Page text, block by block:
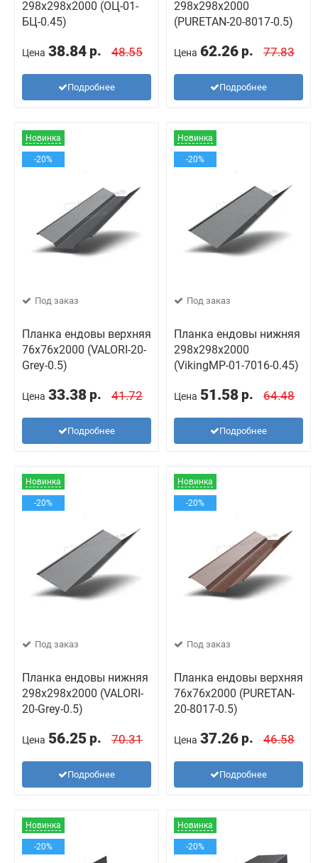
298х298х2000 (ОЦ-01-
БЦ-0.45)
Цена 38.84 р. 48.55
Подробнее
298х298х2000
(PURETAN-20-8017-0.5)
Цена 62.26 р. 77.83
Подробнее
Новинка
-20%
Под заказ
Планка ендовы верхняя
76х76х2000 (VALORI-20-
Grey-0.5)
Цена 33.38 р. 41.72
Подробнее
Новинка
-20%
Под заказ
Планка ендовы нижняя
298х298х2000
(VikingMP-01-7016-0.45)
Цена 51.58 р. 64.48
Подробнее
Новинка
-20%
Под заказ
Планка ендовы нижняя
298х298х2000 (VALORI-
20-Grey-0.5)
Цена 56.25 р. 70.31
Подробнее
Новинка
-20%
Под заказ
Планка ендовы верхняя
76х76х2000 (PURETAN-
20-8017-0.5)
Цена 37.26 р. 46.58
Подробнее
Новинка
-20%
Новинка
-20%